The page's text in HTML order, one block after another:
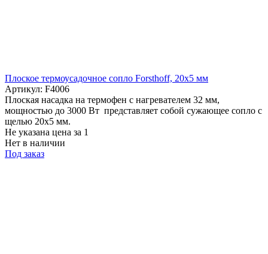
Плоское термоусадочное сопло Forsthoff, 20x5 мм
Артикул: F4006
Плоская насадка на термофен с нагревателем 32 мм,
мощностью до 3000 Вт представляет собой сужающее сопло с
щелью 20x5 мм.
Не указана цена за 1
Нет в наличии
Под заказ